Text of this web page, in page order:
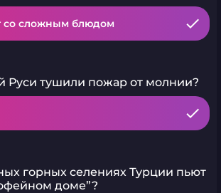
со сложным блюдом
Руси тушили пожар от молнии?
горных селениях Турции пьют
доме”?